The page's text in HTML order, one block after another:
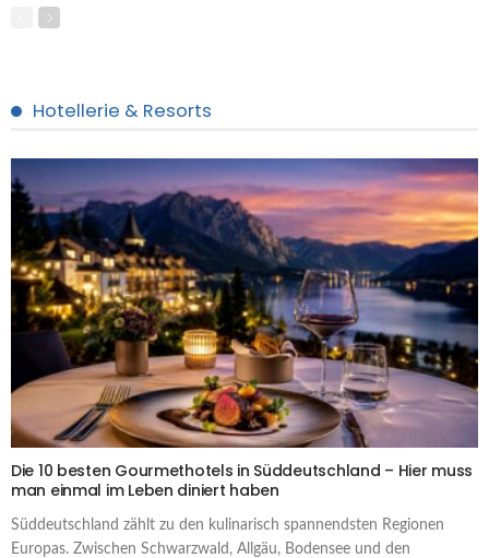
Hotellerie & Resorts
Die 10 besten Gourmethotels in Süddeutschland – Hier muss
man einmal im Leben diniert haben
Süddeutschland zählt zu den kulinarisch spannendsten Regionen
Europas. Zwischen Schwarzwald, Allgäu, Bodensee und den